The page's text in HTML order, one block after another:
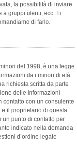
la possibilità di inviare
a gruppi utenti, ecc. Ti
di farlo.
del 1998, è una legge
da i minori di età
richiesta scritta da parte
delle informazioni
contatto con un consulente
e il proprietario di questa
un punto di contatto per
indicato nella domanda
d’ordine legale